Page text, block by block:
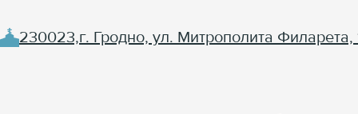
230023,г. Гродно, ул. Митрополита Филарета,